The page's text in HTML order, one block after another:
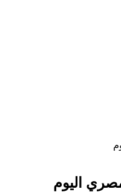
اليوم